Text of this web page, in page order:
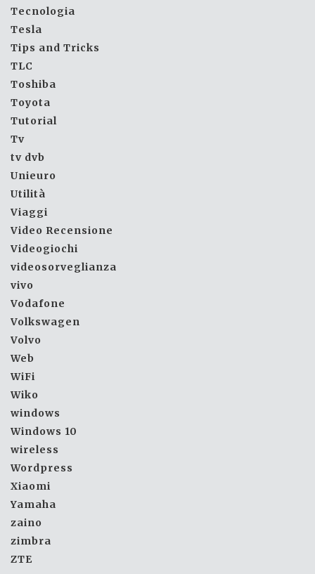
Tecnologia
Tesla
Tips and Tricks
TLC
Toshiba
Toyota
Tutorial
Tv
tv dvb
Unieuro
Utilità
Viaggi
Video Recensione
Videogiochi
videosorveglianza
vivo
Vodafone
Volkswagen
Volvo
Web
WiFi
Wiko
windows
Windows 10
wireless
Wordpress
Xiaomi
Yamaha
zaino
zimbra
ZTE